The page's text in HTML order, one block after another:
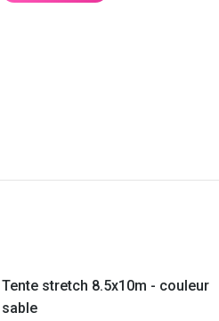
Tente stretch 8.5x10m - couleur
sable